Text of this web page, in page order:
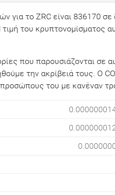
για το ZRC είναι 836170 σε
τιμή του κρυπτονομίσματος
που παρουσιάζονται σε
την ακρίβειά τους. Ο
του με κανέναν